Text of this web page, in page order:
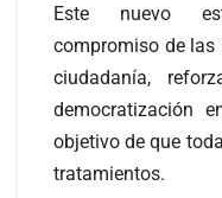
Este nuevo
compromiso de las
ciudadanía,
democratización
objetivo de que
tratamientos.